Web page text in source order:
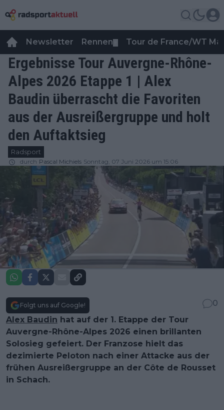
Newsletter Rennen Tour de France/WT
Ergebnisse Tour Auvergne-Rhône-
Alpes 2026 Etappe 1 | Alex
Baudin überrascht die Favoriten
aus der Ausreißergruppe und holt
den Auftaktsieg
Radsport
durch Pascal Michiels Sonntag, 07 Juni 2026 um 15:06
Folgt uns auf Google!
0
Alex Baudin hat auf der 1. Etappe der Tour
Auvergne-Rhône-Alpes 2026 einen brillanten
Solosieg gefeiert. Der Franzose hielt das
dezimierte Peloton nach einer Attacke aus der
frühen Ausreißergruppe an der Côte de Rousset
in Schach.